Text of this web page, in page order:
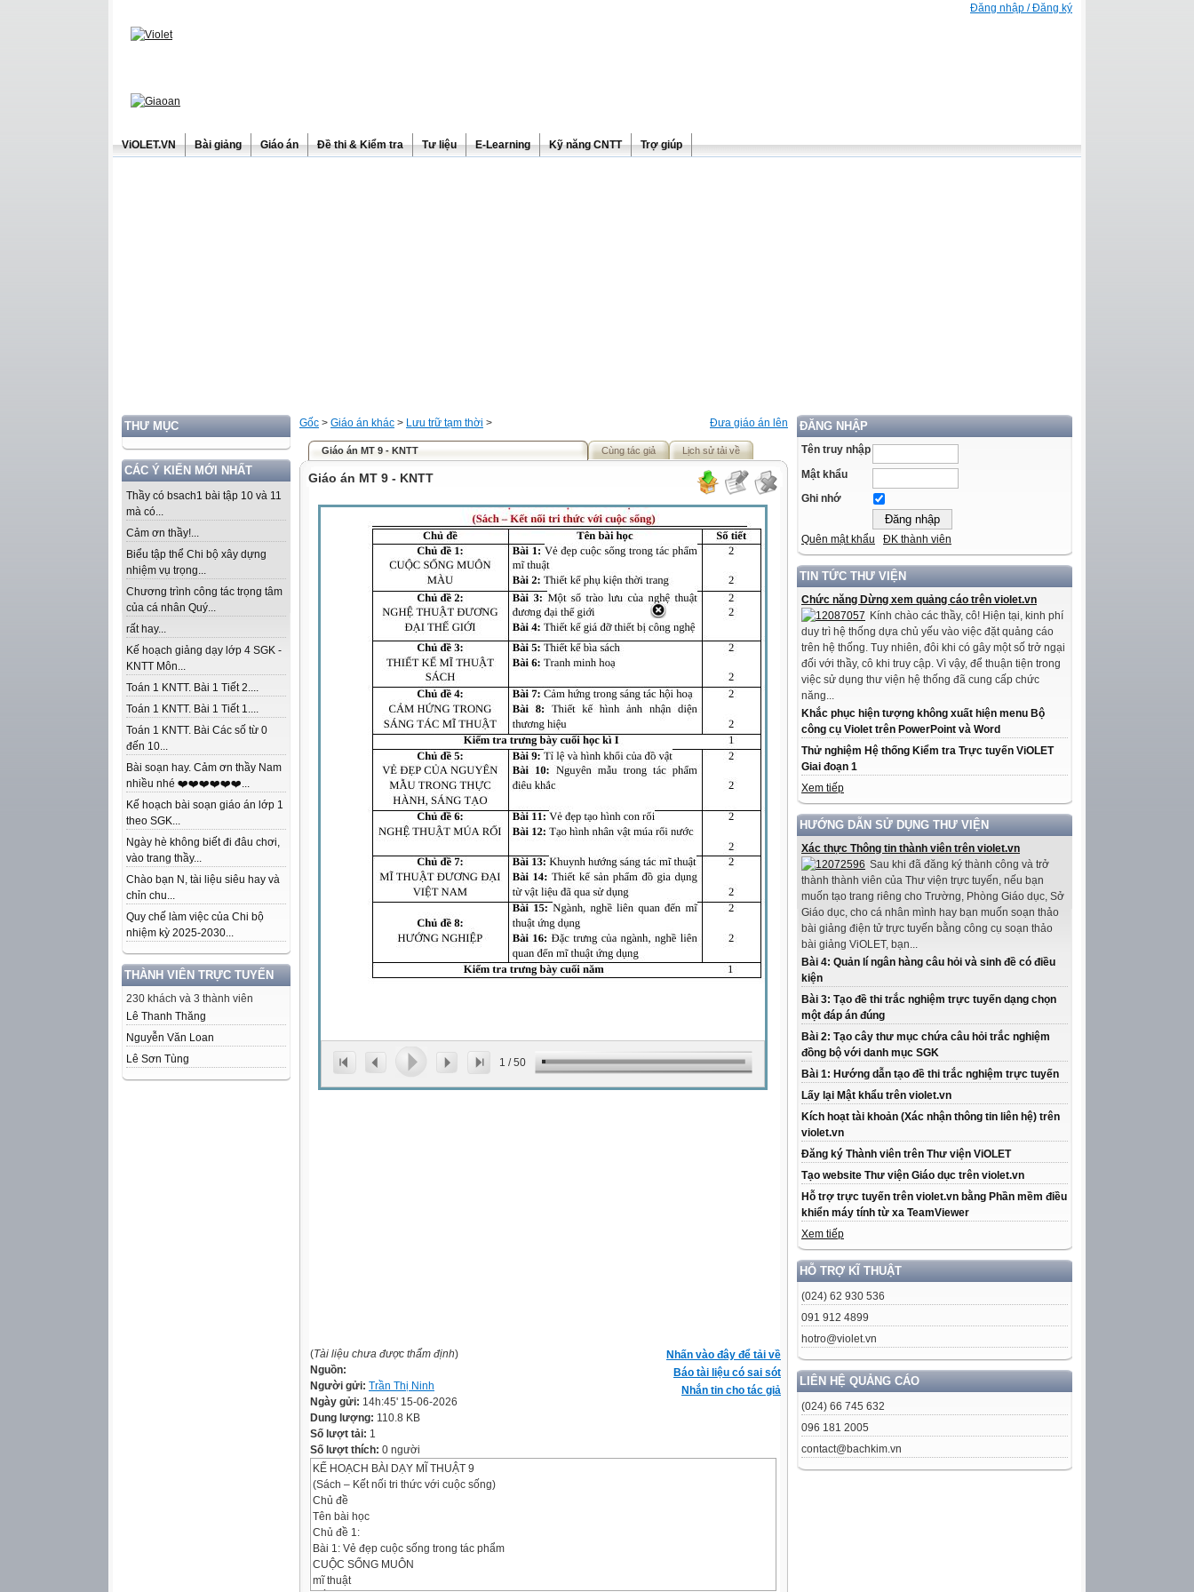
Đăng nhập / Đăng ký
ViOLET.VN Bài giảng Giáo án Đề thi & Kiểm tra Tư liệu E-Learning Kỹ năng CNTT Trợ giúp
THƯ MỤC
CÁC Ý KIẾN MỚI NHẤT
Thầy có bsach1 bài tập 10 và 11
mà có...
Cảm ơn thầy!...
Biểu tập thể Chi bộ xây dựng
nhiệm vụ trọng...
Chương trình công tác trọng tâm
của cá nhân Quý...
rất hay...
Kế hoạch giảng dạy lớp 4 SGK -
KNTT Môn...
Toán 1 KNTT. Bài 1 Tiết 2....
Toán 1 KNTT. Bài 1 Tiết 1....
Toán 1 KNTT. Bài Các số từ 0
đến 10...
Bài soạn hay. Cảm ơn thầy Nam
nhiều nhé ❤️❤️❤️❤️❤️❤️...
Kế hoạch bài soạn giáo án lớp 1
theo SGK...
Ngày hè không biết đi đâu chơi,
vào trang thầy...
Chào bạn N, tài liệu siêu hay và
chỉn chu...
Quy chế làm việc của Chi bộ
nhiệm kỳ 2025-2030...
THÀNH VIÊN TRỰC TUYẾN
230 khách và 3 thành viên
Lê Thanh Thăng
Nguyễn Văn Loan
Lê Sơn Tùng
ĐĂNG NHẬP
Tên truy nhập
Mật khẩu
Ghi nhớ
Quên mật khẩu ĐK thành viên
TIN TỨC THƯ VIỆN
Chức năng Dừng xem quảng cáo trên violet.vn
Kính chào các thầy, cô! Hiện tại, kinh phí
duy trì hệ thống dựa chủ yếu vào việc đặt quảng cáo
trên hệ thống. Tuy nhiên, đôi khi có gây một số trở ngại
đối với thầy, cô khi truy cập. Vì vậy, để thuận tiện trong
việc sử dụng thư viện hệ thống đã cung cấp chức
năng...
Khắc phục hiện tượng không xuất hiện menu Bộ
công cụ Violet trên PowerPoint và Word
Thử nghiệm Hệ thống Kiểm tra Trực tuyến ViOLET
Giai đoạn 1
Xem tiếp
HƯỚNG DẪN SỬ DỤNG THƯ VIỆN
Xác thực Thông tin thành viên trên violet.vn
Sau khi đã đăng ký thành công và trở
thành thành viên của Thư viện trực tuyến, nếu bạn
muốn tạo trang riêng cho Trường, Phòng Giáo dục, Sở
Giáo dục, cho cá nhân mình hay bạn muốn soạn thảo
bài giảng điện tử trực tuyến bằng công cụ soạn thảo
bài giảng ViOLET, bạn...
Bài 4: Quản lí ngân hàng câu hỏi và sinh đề có điều
kiện
Bài 3: Tạo đề thi trắc nghiệm trực tuyến dạng chọn
một đáp án đúng
Bài 2: Tạo cây thư mục chứa câu hỏi trắc nghiệm
đồng bộ với danh mục SGK
Bài 1: Hướng dẫn tạo đề thi trắc nghiệm trực tuyến
Lấy lại Mật khẩu trên violet.vn
Kích hoạt tài khoản (Xác nhận thông tin liên hệ) trên
violet.vn
Đăng ký Thành viên trên Thư viện ViOLET
Tạo website Thư viện Giáo dục trên violet.vn
Hỗ trợ trực tuyến trên violet.vn bằng Phần mềm điều
khiển máy tính từ xa TeamViewer
Xem tiếp
HỖ TRỢ KĨ THUẬT
(024) 62 930 536
091 912 4899
hotro@violet.vn
LIÊN HỆ QUẢNG CÁO
(024) 66 745 632
096 181 2005
contact@bachkim.vn
Đưa giáo án lên
Gốc > Giáo án khác > Lưu trữ tạm thời >
Giáo án MT 9 - KNTT Cùng tác giả Lịch sử tải về
Giáo án MT 9 - KNTT
1 /50
Nhấn vào đây để tải về
Báo tài liệu có sai sót
Nhắn tin cho tác giả
(Tài liệu chưa được thẩm định)
Nguồn:
Người gửi: Trần Thị Ninh
Ngày gửi: 14h:45' 15-06-2026
Dung lượng: 110.8 KB
Số lượt tải: 1
Số lượt thích: 0 người
KẾ HOẠCH BÀI DẠY MĨ THUẬT 9
(Sách – Kết nối tri thức với cuộc sống)
Chủ đề
Tên bài học
Chủ đề 1:
Bài 1: Vẻ đẹp cuộc sống trong tác phẩm
CUỘC SỐNG MUÔN
mĩ thuật